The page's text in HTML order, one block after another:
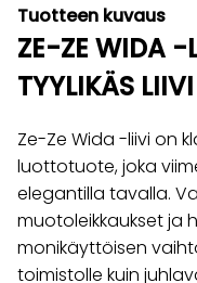
Tuotteen kuvaus
ZE-ZE WIDA
TYYLIKÄS
Ze-Ze Wida -liivi on
luottotuote, joka
elegantilla tavalla.
muotoleikkaukset ja
monikäyttöisen
toimistolle kuin